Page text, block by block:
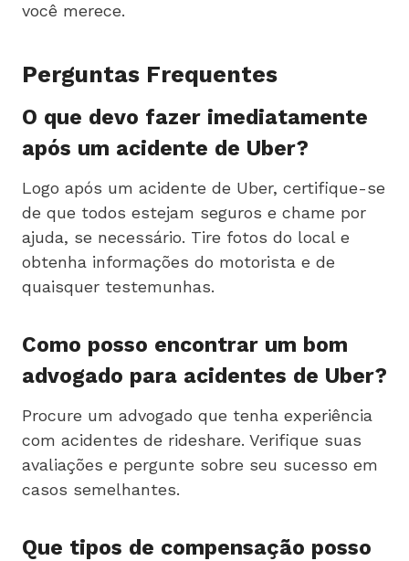
você merece.
Perguntas Frequentes
O que devo fazer imediatamente
após um acidente de Uber?
Logo após um acidente de Uber, certifique-se
de que todos estejam seguros e chame por
ajuda, se necessário. Tire fotos do local e
obtenha informações do motorista e de
quaisquer testemunhas.
Como posso encontrar um bom
advogado para acidentes de Uber?
Procure um advogado que tenha experiência
com acidentes de rideshare. Verifique suas
avaliações e pergunte sobre seu sucesso em
casos semelhantes.
Que tipos de compensação posso